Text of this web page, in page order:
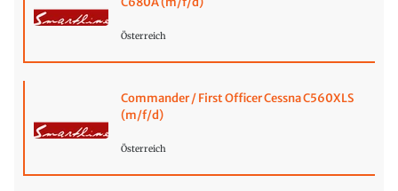
Österreich
Commander / First Officer Cessna C560XLS
(m/f/d)
Österreich